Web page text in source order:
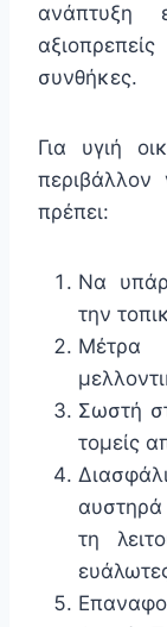
ανάπτυξη
συνθήκες.
Για υγιή
πρέπει:
Να
την
Σωστή
τομείς
τη